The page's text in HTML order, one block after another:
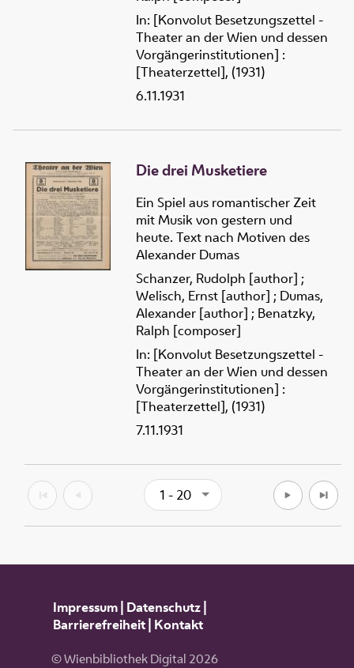
In: [Konvolut Besetzungszettel -
Theater an der Wien und dessen
Vorgängerinstitutionen] :
[Theaterzettel], (1931)
6.11.1931
Die drei Musketiere
Ein Spiel aus romantischer Zeit
mit Musik von gestern und
heute. Text nach Motiven des
Alexander Dumas
Schanzer, Rudolph [author] ;
Welisch, Ernst [author] ; Dumas,
Alexander [author] ; Benatzky,
Ralph [composer]
In: [Konvolut Besetzungszettel -
Theater an der Wien und dessen
Vorgängerinstitutionen] :
[Theaterzettel], (1931)
7.11.1931
1 - 20
Impressum| Datenschutz|
Barrierefreiheit| Kontakt
© Wienbibliothek Digital 2026